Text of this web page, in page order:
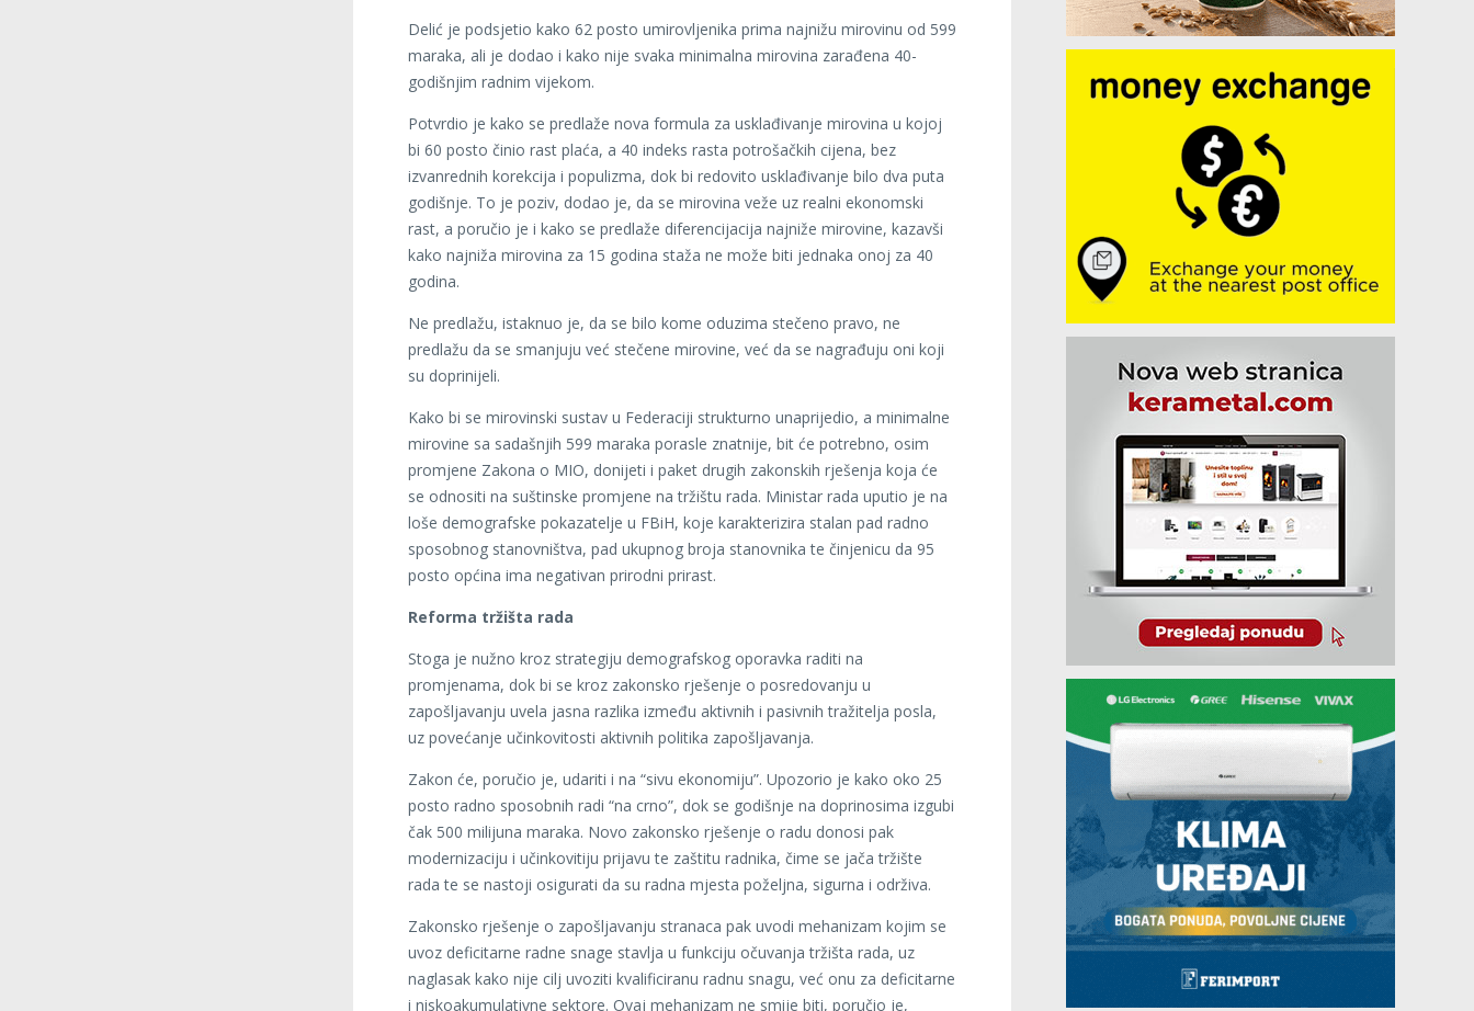
Delić je podsjetio kako 62 posto umirovljenika prima najnižu mirovinu od 599
maraka, ali je dodao i kako nije svaka minimalna mirovina zarađena 40-
godišnjim radnim vijekom.
Potvrdio je kako se predlaže nova formula za usklađivanje mirovina u kojoj
bi 60 posto činio rast plaća, a 40 indeks rasta potrošačkih cijena, bez
izvanrednih korekcija i populizma, dok bi redovito usklađivanje bilo dva puta
godišnje. To je poziv, dodao je, da se mirovina veže uz realni ekonomski
rast, a poručio je i kako se predlaže diferencijacija najniže mirovine, kazavši
kako najniža mirovina za 15 godina staža ne može biti jednaka onoj za 40
godina.
Ne predlažu, istaknuo je, da se bilo kome oduzima stečeno pravo, ne
predlažu da se smanjuju već stečene mirovine, već da se nagrađuju oni koji
su doprinijeli.
Kako bi se mirovinski sustav u Federaciji strukturno unaprijedio, a minimalne
mirovine sa sadašnjih 599 maraka porasle znatnije, bit će potrebno, osim
promjene Zakona o MIO, donijeti i paket drugih zakonskih rješenja koja će
se odnositi na suštinske promjene na tržištu rada. Ministar rada uputio je na
loše demografske pokazatelje u FBiH, koje karakterizira stalan pad radno
sposobnog stanovništva, pad ukupnog broja stanovnika te činjenicu da 95
posto općina ima negativan prirodni prirast.
Reforma tržišta rada
Stoga je nužno kroz strategiju demografskog oporavka raditi na
promjenama, dok bi se kroz zakonsko rješenje o posredovanju u
zapošljavanju uvela jasna razlika između aktivnih i pasivnih tražitelja posla,
uz povećanje učinkovitosti aktivnih politika zapošljavanja.
Zakon će, poručio je, udariti i na “sivu ekonomiju”. Upozorio je kako oko 25
posto radno sposobnih radi “na crno”, dok se godišnje na doprinosima izgubi
čak 500 milijuna maraka. Novo zakonsko rješenje o radu donosi pak
modernizaciju i učinkovitiju prijavu te zaštitu radnika, čime se jača tržište
rada te se nastoji osigurati da su radna mjesta poželjna, sigurna i održiva.
Zakonsko rješenje o zapošljavanju stranaca pak uvodi mehanizam kojim se
uvoz deficitarne radne snage stavlja u funkciju očuvanja tržišta rada, uz
naglasak kako nije cilj uvoziti kvalificiranu radnu snagu, već onu za deficitarne
i niskoakumulativne sektore. Ovaj mehanizam ne smije biti, poručio je,